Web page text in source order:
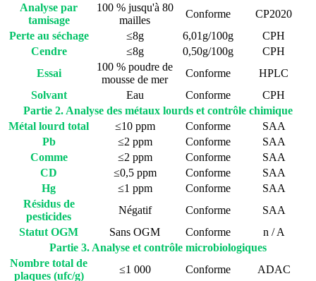
Analyse par
tamisage
100 % jusqu'à 80
mailles
Conforme
CP2020
Perte au séchage
≤8g 6,01g/100g
CPH
Cendre
≤8g 0,50g/100g
CPH
Essai
100 % poudre de
mousse de mer
Conforme
HPLC
Solvant
Eau Conforme
CPH
Partie 2. Analyse des métaux lourds et contrôle chimique
Métal lourd total
≤10 ppm Conforme
SAA
Pb
≤2 ppm Conforme
SAA
Comme
≤2 ppm Conforme
SAA
CD
≤0,5 ppm Conforme
SAA
Hg
≤1 ppm Conforme
SAA
Résidus de
pesticides
Négatif Conforme
SAA
Statut OGM
Sans OGM Conforme
n / A
Partie 3. Analyse et contrôle microbiologiques
Nombre total de
plaques (ufc/g)
≤1 000 Conforme
ADAC